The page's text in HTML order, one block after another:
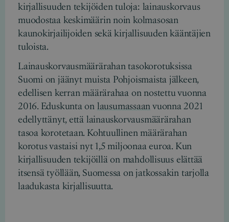
kirjallisuuden tekijöiden tuloja: lainauskorvaus
muodostaa keskimäärin noin kolmasosan
kaunokirjailijoiden sekä kirjallisuuden kääntäjien
tuloista.
Lainauskorvausmäärärahan tasokorotuksissa
Suomi on jäänyt muista Pohjoismaista jälkeen,
edellisen kerran määrärahaa on nostettu vuonna
2016. Eduskunta on lausumassaanvuonna 2021
edellyttänyt, että lainauskorvausmäärärahan
tasoa korotetaan. Kohtuullinen määrärahan
korotus vastaisi nyt 1,5 miljoonaa euroa. Kun
kirjallisuuden tekijöillä on mahdollisuus elättää
itsensä työllään, Suomessa on jatkossakin tarjolla
laadukasta kirjallisuutta.